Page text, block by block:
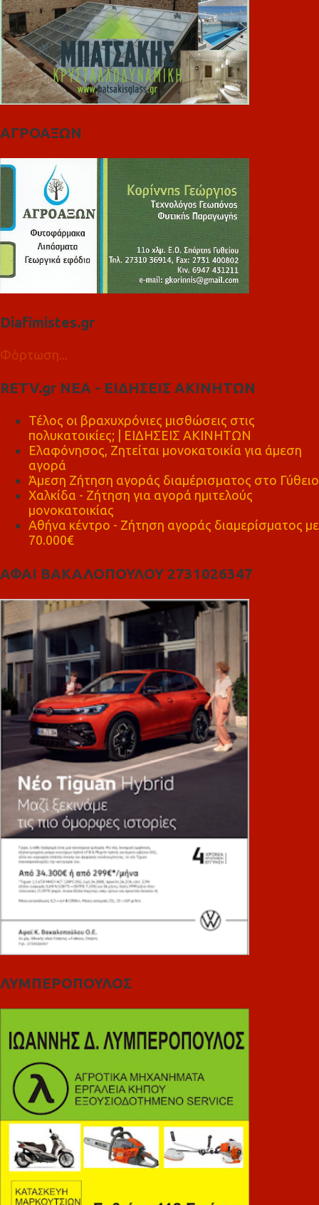
ΑΓΡΟΑΞΩΝ
Diafimistes.gr
Φόρτωση...
RETV.gr ΝΕΑ - ΕΙΔΗΣΕΙΣ ΑΚΙΝΗΤΩΝ
Τέλος οι βραχυχρόνιες μισθώσεις στις
πολυκατοικίες; | ΕΙΔΗΣΕΙΣ ΑΚΙΝΗΤΩΝ
Ελαφόνησος, Ζητείται μονοκατοικία για άμεση
αγορά
Άμεση Ζήτηση αγοράς διαμέρισματος στο Γύθειο
Χαλκίδα - Ζήτηση για αγορά ημιτελούς
μονοκατοικίας
Αθήνα κέντρο - Ζήτηση αγοράς διαμερίσματος με
70.000€
ΑΦΑΙ ΒΑΚΑΛΟΠΟΥΛΟΥ 2731026347
ΛΥΜΠΕΡΟΠΟΥΛΟΣ